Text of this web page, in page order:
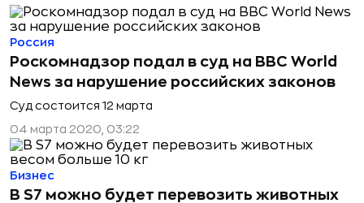
Роскомнадзор подал в суд на BBC World
News за нарушение российских законов
Суд состоится 12 марта
Россия
04 марта 2020, 03:22
В S7 можно будет перевозить животных
Бизнес